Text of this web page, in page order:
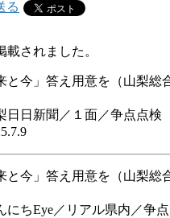
載されました。
と今」答え用意を（山梨
日日新聞／１面／争点点検
と今」答え用意を（山梨
にちEye／リアル県内／争